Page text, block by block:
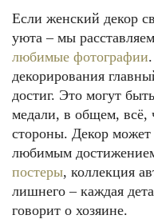
Если женский декор
уюта – мы
любимые фотографии
декорирования
достиг. Это могут
медали, в общем, всё,
стороны. Декор может
любимым
постеры, коллекция
лишнего – каждая
говорит о хозяине.